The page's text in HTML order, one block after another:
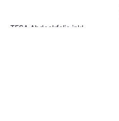
TESA Abdeckfolie inkl.